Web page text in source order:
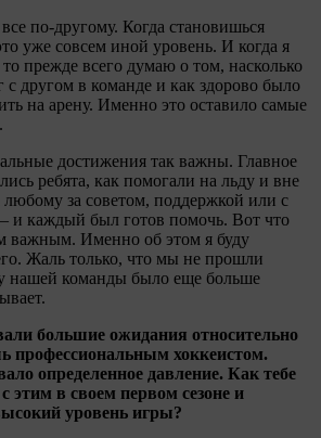
по-другому. Когда становишься
уже совсем иной уровень. И когда я
прежде всего думаю о том, насколько
другом в команде и как здорово было
на арену. Именно это оставило самые
достижения так важны. Главное
ребята, как помогали на льду и вне
за советом, поддержкой или с
и каждый был готов помочь. Вот что
важным. Именно об этом я буду
Жаль только, что мы не прошли
нашей команды было еще больше
большие ожидания относительно
профессиональным хоккеистом.
определенное давление. Как тебе
этим в своем первом сезоне и
уровень игры?